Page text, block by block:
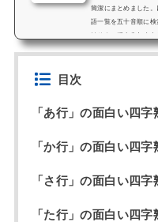
簡潔にまとめました
語一覧を五十音順に
はひふへほまみむめ
き）四字熟語「学習
目次
「あ行」の面白い四字
「か行」の面白い四字
「さ行」の面白い四字
「た行」の面白い四字